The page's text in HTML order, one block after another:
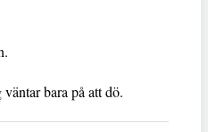
bara på att dö.